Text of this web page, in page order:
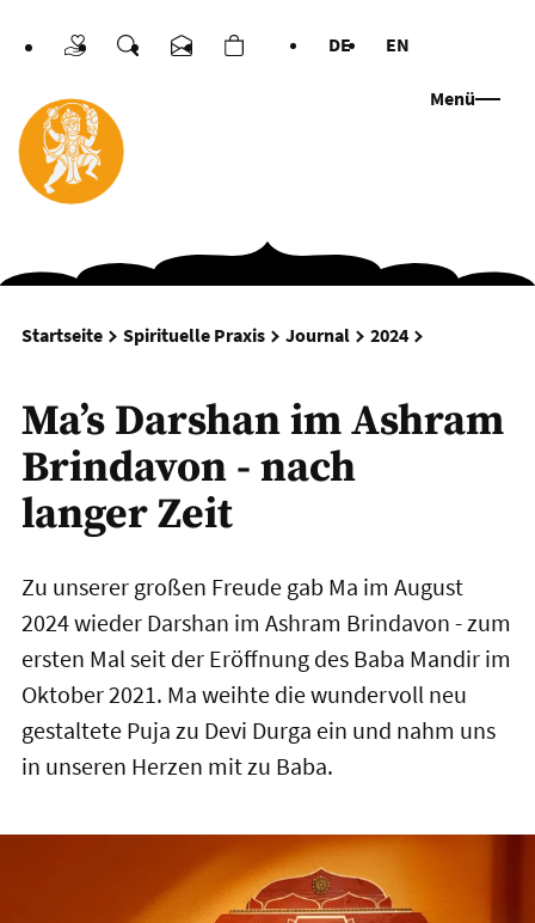
SpendenSucheKontaktWarenkorb
Sprachen DE EN
Menü
Startseite Spirituelle Praxis Journal 2024
Ma’s Darshan im Ashram
Brindavon - nach
langer Zeit
Zu unserer großen Freude gab Ma im August
2024 wieder Darshan im Ashram Brindavon - zum
ersten Mal seit der Eröffnung des Baba Mandir im
Oktober 2021. Ma weihte die wundervoll neu
gestaltete Puja zu Devi Durga ein und nahm uns
in unseren Herzen mit zu Baba.